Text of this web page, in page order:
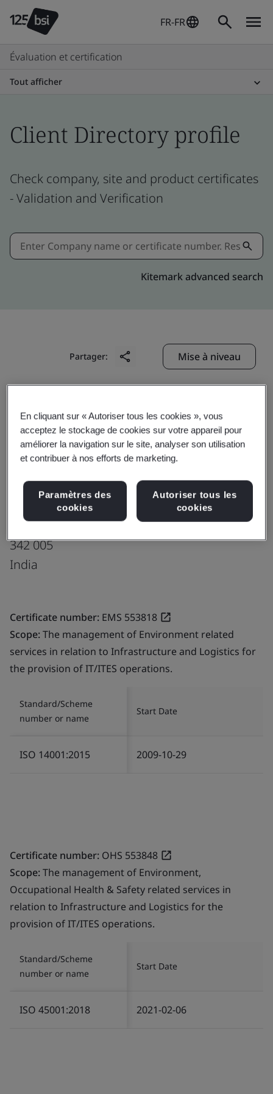
FR-FR
Évaluation et certification
Tout afficher
Client Directory profile
Check company, site and product certificates
- Validation and Verification
Kitemark advanced search
Partager: Mise à niveau
Genpact ERC (Axis)
Genpact India Pvt. Ltd.
Indiabulls Mega Mal
5th & 6th Floor, Vijaye Raje Nagar Pali
Highway
Jhalamand
Jodhpur
342 005
India
Certificate number: EMS 553818
Scope:The management of Environment related
services in relation to Infrastructure and Logistics for
the provision of IT/ITES operations.
Standard/Scheme
number or name
Start Date
ISO 14001:2015 2009-10-29
Certificate number: OHS 553848
Scope:The management of Environment,
Occupational Health & Safety related services in
relation to Infrastructure and Logistics for the
provision of IT/ITES operations.
Standard/Scheme
number or name
Start Date
ISO 45001:2018 2021-02-06
En cliquant sur « Autoriser tous les cookies », vous
acceptez le stockage de cookies sur votre appareil pour
améliorer la navigation sur le site, analyser son utilisation
et contribuer à nos efforts de marketing.
Paramètres des
cookies
Autoriser tous les
cookies